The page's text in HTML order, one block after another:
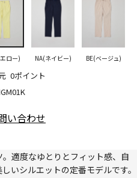
0ポイント
ロー) NA(ネイビー) BE(ベージュ)
い合わせ
適度なゆとりとフィット感、自
いシルエットの定番モデルです。